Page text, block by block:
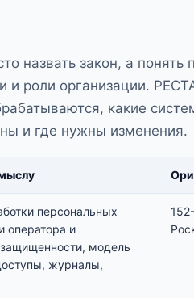
назвать закон, а
и роли организации.
какие
и где нужны изменения.
персональных
оператора и
модель
журналы,